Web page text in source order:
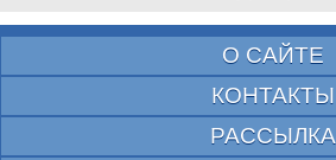
О САЙТЕ
КОНТАКТЫ
РАССЫЛКА